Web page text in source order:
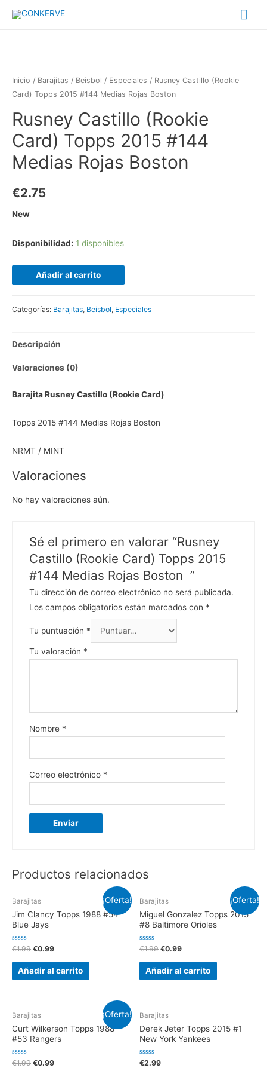
Inicio / Barajitas / Beisbol / Especiales / Rusney Castillo (Rookie
Card) Topps 2015 #144 Medias Rojas Boston
Rusney Castillo (Rookie
Card) Topps 2015 #144
Medias Rojas Boston
€2.75
New
Disponibilidad: 1 disponibles
Añadir al carrito
Categorías: Barajitas, Beisbol, Especiales
Descripción
Valoraciones (0)
Barajita Rusney Castillo (Rookie Card)
Topps 2015 #144 Medias Rojas Boston
NRMT / MINT
Valoraciones
No hay valoraciones aún.
Sé el primero en valorar “Rusney
Castillo (Rookie Card) Topps 2015
#144 Medias Rojas Boston ”
Tu dirección de correo electrónico no será publicada.
Los campos obligatorios están marcados con *
Tu puntuación *
Tu valoración *
Nombre *
Correo electrónico *
Productos relacionados
¡Oferta!
Barajitas
Jim Clancy Topps 1988 #54
Blue Jays
V
l
a
0
d
e
5
€1.99 €0.99
Añadir al carrito
¡Oferta!
Barajitas
Miguel Gonzalez Topps 2015
#8 Baltimore Orioles
V
l
a
0
d
e
5
€1.99 €0.99
Añadir al carrito
¡Oferta!
Barajitas
Curt Wilkerson Topps 1988
#53 Rangers
V
€1.99 €0.99
Barajitas
Derek Jeter Topps 2015 #1
New York Yankees
V
€2.99